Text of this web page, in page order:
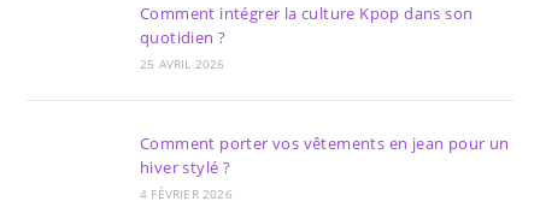
Comment intégrer la culture Kpop dans son
quotidien ?
25 AVRIL 2026
Comment porter vos vêtements en jean pour un
hiver stylé ?
4 FÉVRIER 2026